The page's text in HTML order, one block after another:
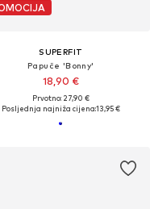
SUPERFIT
Papuče 'Bonny'
18,90 €
Prvotno: 27,90 €
Posljednja najniža cijena:13,95 €